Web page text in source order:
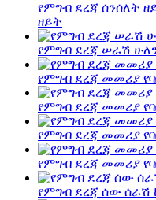
የምግብ ደረጃ ሰንሰለት
ዘይት
የምግብ ደረጃ ሠራሽ
የምግብ ደረጃ መመሪያ
የምግብ ደረጃ መመሪያ
የምግብ ደረጃ መመሪያ
የምግብ ደረጃ መመሪያ
የምግብ ደረጃ ሰው ሰራሽ